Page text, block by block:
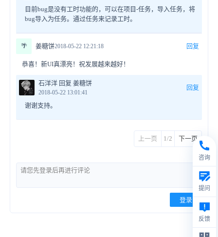
目前bug是没有工时功能的，可以在项目-任务，导入任务，将
bug导入为任务。通过任务来记录工时。
🌴 姜糖饼2018-05-22 12:21:18 回复
恭喜！新UI真漂亮！祝发展越来越好！
石洋洋 回复 姜糖饼
2018-05-22 13:01:41
回复
谢谢支持。
上一页 1/2 下一页
登录
咨询
提问
反馈